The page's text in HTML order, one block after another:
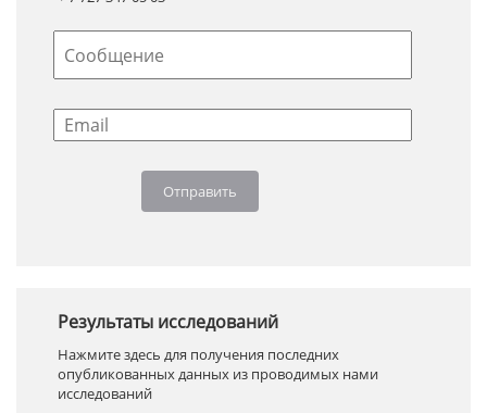
Результаты исследований
Нажмите здесь для получения последних
опубликованных данных из проводимых нами
исследований